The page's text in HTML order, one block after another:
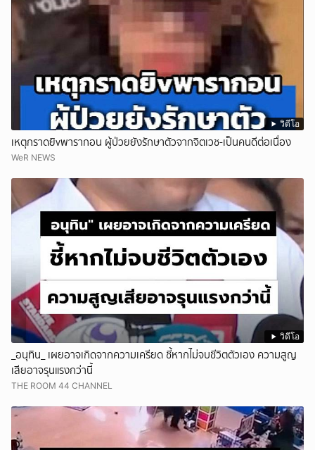
วิดีโอ
เหตุกราดยิvพารากอน ผู้ป่วยยังรักษาตัวจากจิตเวช-เป็นคนดีต่อเนื่อง
WeR NEWS
วิดีโอ
_อนุทิน_ เผยอาจเกิดจากความเครียด ชี้หากไม่จบชีวิตตัวเอง ความสูญ
เสียอาจรุนแรงกว่านี้
THE ROOM 44 CHANNEL